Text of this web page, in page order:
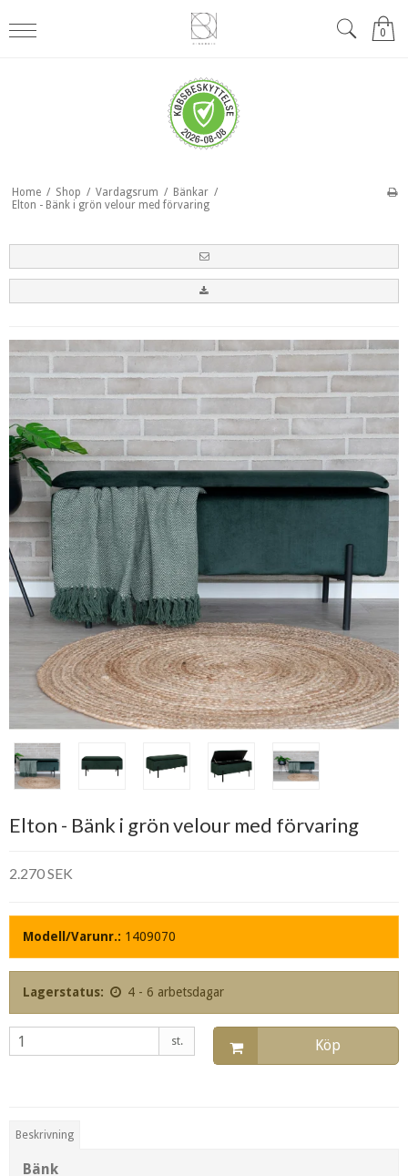
0
Home / Shop / Vardagsrum / Bänkar /
Elton - Bänk i grön velour med förvaring
Elton - Bänk i grön velour med förvaring
2.270 SEK
Modell/Varunr.: 1409070
Lagerstatus: 4 - 6 arbetsdagar
st. Köp
Beskrivning
Bänk